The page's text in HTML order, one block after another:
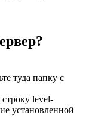
туда папку с
level-
установленной